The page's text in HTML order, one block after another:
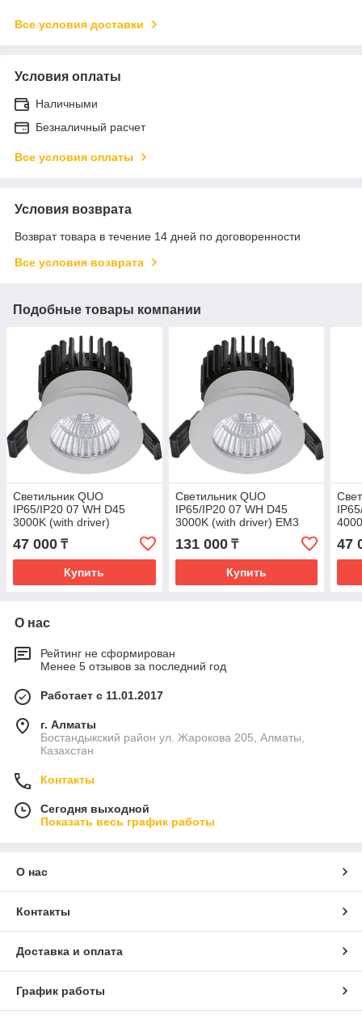
Все условия доставки
Условия оплаты
Наличными
Безналичный расчет
Все условия оплаты
Условия возврата
Возврат товара в течение 14 дней по договоренности
Все условия возврата
Подобные товары компании
Светильник QUO
IP65/IP20 07 WH D45
3000K (with driver)
47 000 ₸
Купить
Светильник QUO
IP65/IP20 07 WH D45
3000K (with driver) EM3
131 000₸
Купить
47
О нас
Рейтинг не сформирован
Менее 5 отзывов за последний год
Работает с 11.01.2017
г. Алматы
Бостандыкский район ул. Жарокова 205, Алматы,
Казахстан
Контакты
Сегодня выходной
Показать весь график работы
О нас
Контакты
Доставка и оплата
График работы